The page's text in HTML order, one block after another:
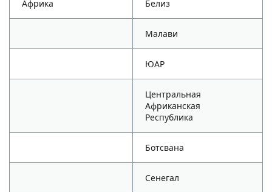
Африка Белиз
Малави
ЮАР
Центральная
Африканская
Республика
Ботсвана
Сенегал